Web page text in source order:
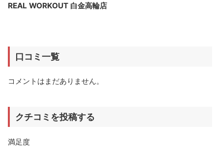
REAL WORKOUT 白金高輪店
口コミ一覧
コメントはまだありません。
クチコミを投稿する
満足度